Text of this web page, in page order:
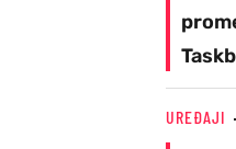
UREĐAJI